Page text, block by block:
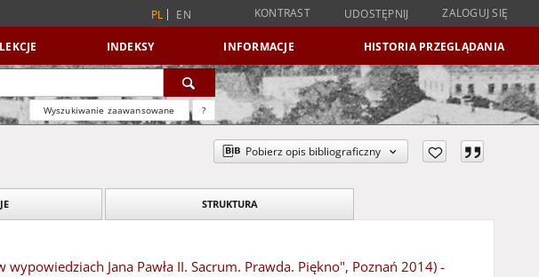
PL EN KONTRAST UDOSTĘPNIJ ZALOGUJ SIĘ
INDEKSY INFORMACJE HISTORIA PRZEGLĄDANIA
Wyszukiwanie zaawansowane ?
Pobierz opis bibliograficzny
STRUKTURA
Jana Pawła II. Sacrum. Prawda. Piękno", Poznań 2014) -